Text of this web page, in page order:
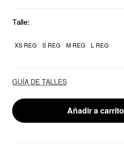
Talle:
XS REG S REG M REG L REG
GUÍA DE TALLES
Añadir a carrito